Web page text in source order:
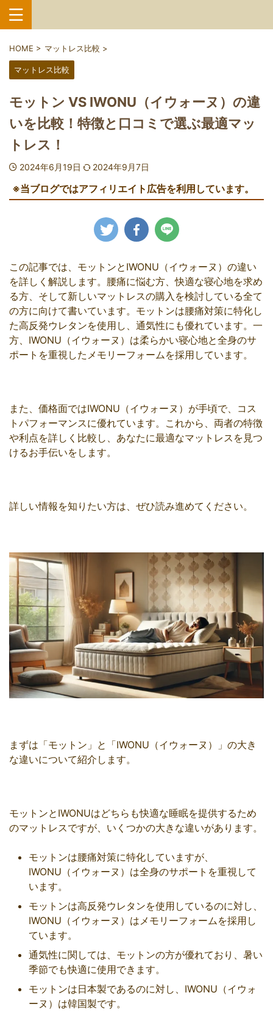
HOME > マットレス比較 >
マットレス比較
モットン VS IWONU（イウォーヌ）の違
いを比較！特徴と口コミで選ぶ最適マッ
トレス！
2024年6月19日 2024年9月7日
※当ブログではアフィリエイト広告を利用しています。
この記事では、モットンとIWONU（イウォーヌ）の違い
を詳しく解説します。腰痛に悩む方、快適な寝心地を求め
る方、そして新しいマットレスの購入を検討している全て
の方に向けて書いています。モットンは腰痛対策に特化し
た高反発ウレタンを使用し、通気性にも優れています。一
方、IWONU（イウォーヌ）は柔らかい寝心地と全身のサ
ポートを重視したメモリーフォームを採用しています。
また、価格面ではIWONU（イウォーヌ）が手頃で、コス
トパフォーマンスに優れています。これから、両者の特徴
や利点を詳しく比較し、あなたに最適なマットレスを見つ
けるお手伝いをします。
詳しい情報を知りたい方は、ぜひ読み進めてください。
まずは「モットン」と「IWONU（イウォーヌ）」の大き
な違いについて紹介します。
モットンとIWONUはどちらも快適な睡眠を提供するため
のマットレスですが、いくつかの大きな違いがあります。
モットンは腰痛対策に特化していますが、
IWONU（イウォーヌ）は全身のサポートを重視して
います。
モットンは高反発ウレタンを使用しているのに対し、
IWONU（イウォーヌ）はメモリーフォームを採用し
ています。
通気性に関しては、モットンの方が優れており、暑い
季節でも快適に使用できます。
モットンは日本製であるのに対し、IWONU（イウォ
ーヌ）は韓国製です。